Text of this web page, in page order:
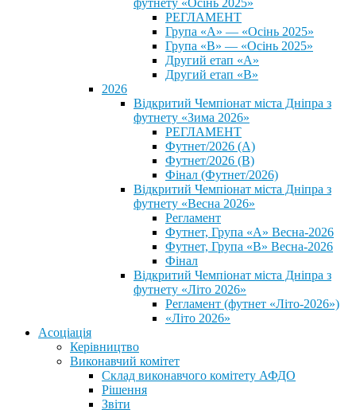
футнету «Осінь 2025»
РЕГЛАМЕНТ
Група «А» — «Осінь 2025»
Група «В» — «Осінь 2025»
Другий етап «А»
Другий етап «В»
2026
Відкритий Чемпіонат міста Дніпра з
футнету «Зима 2026»
РЕГЛАМЕНТ
Футнет/2026 (А)
Футнет/2026 (В)
Фінал (Футнет/2026)
Відкритий Чемпіонат міста Дніпра з
футнету «Весна 2026»
Регламент
Футнет, Група «А» Весна-2026
Футнет, Група «В» Весна-2026
Фінал
Відкритий Чемпіонат міста Дніпра з
футнету «Літо 2026»
Регламент (футнет «Літо-2026»)
«Літо 2026»
Асоціація
Керівництво
Виконавчий комітет
Склад виконавчого комітету АФДО
Рішення
Звіти